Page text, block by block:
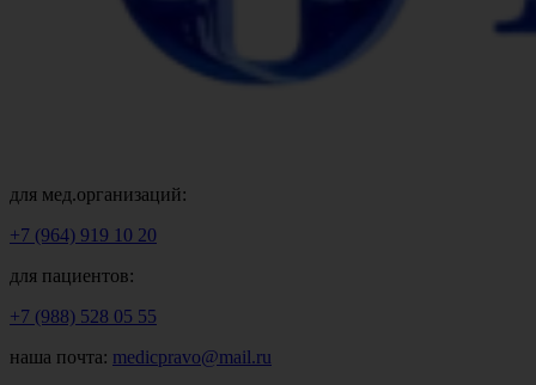
для мед.организаций:
+7 (964) 919 10 20
для пациентов:
+7 (988) 528 05 55
наша почта: medicpravo@mail.ru